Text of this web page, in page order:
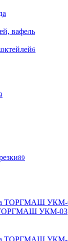
вафель
6
89
ТОРГМАШ УКМ-03